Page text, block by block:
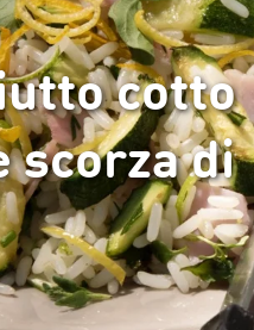
cotto
scorza di